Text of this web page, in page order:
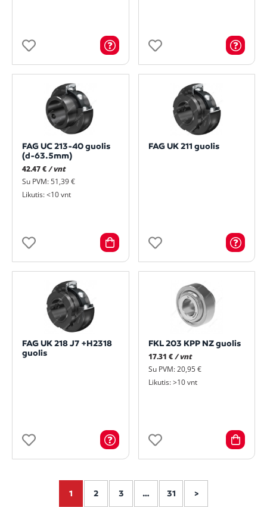
FAG UC 213-40 guolis
(d-63.5mm)
42.47 €/ vnt
Su PVM: 51,39 €
Likutis: <10 vnt
FAG UK 211 guolis
FAG UK 218 J7 +H2318
guolis
FKL 203 KPP NZ guolis
17.31 € / vnt
Su PVM: 20,95 €
Likutis: >10 vnt
1 2 3 … 31 >